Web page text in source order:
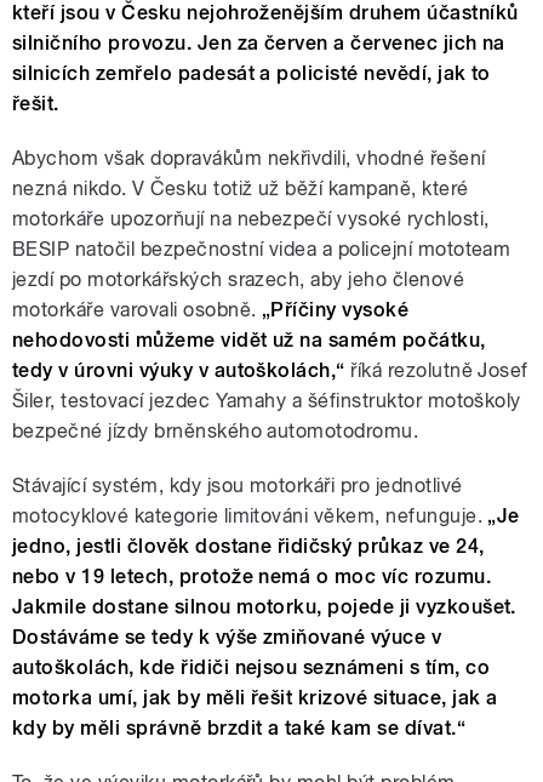
kteří jsou v Česku nejohroženějším druhem účastníků
silničního provozu. Jen za červen a červenec jich na
silnicích zemřelo padesát a policisté nevědí, jak to
řešit.
Abychom však dopravákům nekřivdili, vhodné řešení
nezná nikdo. V Česku totiž už běží kampaně, které
motorkáře upozorňují na nebezpečí vysoké rychlosti,
BESIP natočil bezpečnostní videa a policejní mototeam
jezdí po motorkářských srazech, aby jeho členové
motorkáře varovali osobně. „Příčiny vysoké
nehodovosti můžeme vidět už na samém počátku,
tedy v úrovni výuky v autoškolách,“ říká rezolutně Josef
Šiler, testovací jezdec Yamahy a šéfinstruktor motoškoly
bezpečné jízdy brněnského automotodromu.
Stávající systém, kdy jsou motorkáři pro jednotlivé
motocyklové kategorie limitováni věkem, nefunguje. „Je
jedno, jestli člověk dostane řidičský průkaz ve 24,
nebo v 19 letech, protože nemá o moc víc rozumu.
Jakmile dostane silnou motorku, pojede ji vyzkoušet.
Dostáváme se tedy k výše zmiňované výuce v
autoškolách, kde řidiči nejsou seznámeni s tím, co
motorka umí, jak by měli řešit krizové situace, jak a
kdy by měli správně brzdit a také kam se dívat.“